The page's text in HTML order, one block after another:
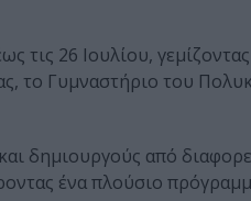
τις 26 Ιουλίου,
το Γυμναστήριο του
δημιουργούς από
ένα πλούσιο